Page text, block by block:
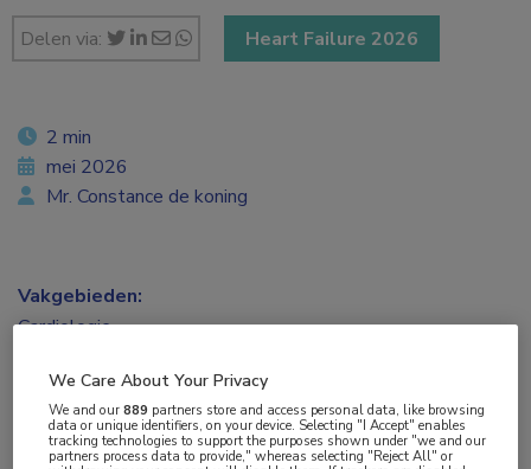
Delen via: Heart Failure 2026
2 min
mei 2026
Mr. Constance de koning
Vakgebieden:
Cardiologie
Aandachtsgebieden:
Hartfalen
We Care About Your Privacy
We and our889 partners store and access personal data, like browsing
data or unique identifiers, on your device. Selecting "I Accept" enables
tracking technologies to support the purposes shown under "we and our
partners process data to provide," whereas selecting "Reject All" or